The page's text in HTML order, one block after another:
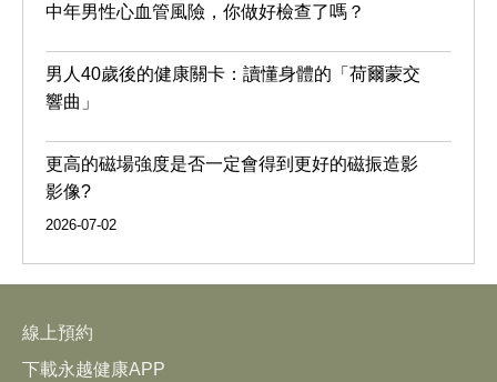
中年男性心血管風險，你做好檢查了嗎？
男人40歲後的健康關卡：讀懂身體的「荷爾蒙交
響曲」
更高的磁場強度是否一定會得到更好的磁振造影
影像?
2026-07-02
線上預約
下載永越健康APP